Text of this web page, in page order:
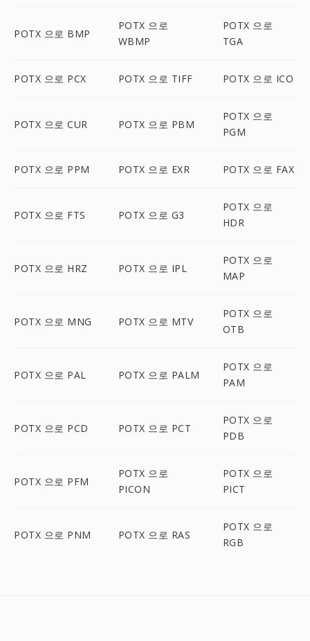
POTX 으로 BMP
POTX 으로
WBMP
POTX 으로
TGA
POTX 으로 PCX POTX 으로 TIFF POTX 으로 ICO
POTX 으로 CUR POTX 으로 PBM
POTX 으로
PGM
POTX 으로 PPM POTX 으로 EXR POTX 으로 FAX
POTX 으로 FTS POTX 으로 G3
POTX 으로
HDR
POTX 으로 HRZ POTX 으로 IPL
POTX 으로
MAP
POTX 으로 MNG POTX 으로 MTV
POTX 으로
OTB
POTX 으로 PAL POTX 으로 PALM
POTX 으로
PAM
POTX 으로 PCD POTX 으로 PCT
POTX 으로
PDB
POTX 으로 PFM
POTX 으로
PICON
POTX 으로
PICT
POTX 으로 PNM POTX 으로 RAS
POTX 으로
RGB